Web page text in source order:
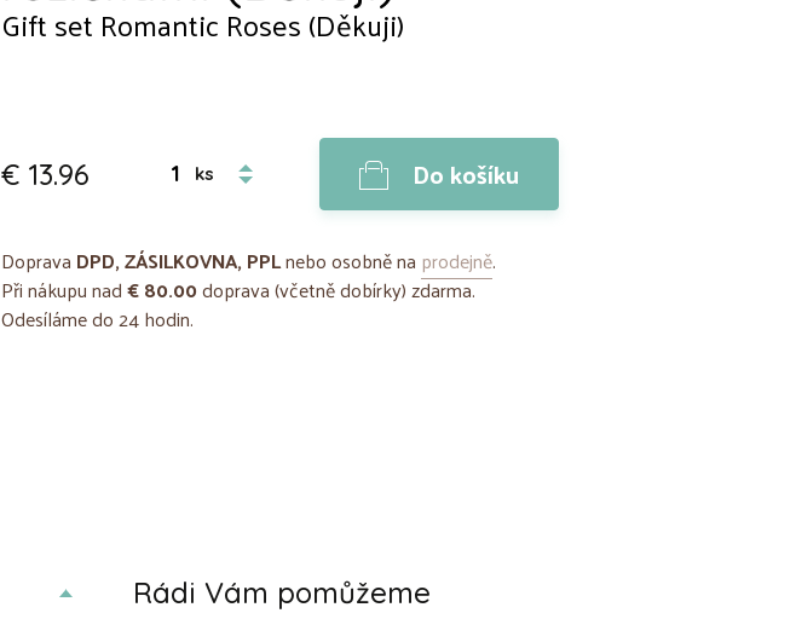
Gift set Romantic Roses (Děkuji)
€ 13.96 ks Do košíku
Doprava DPD, ZÁSILKOVNA, PPLnebo osobně na prodejně.
Při nákupu nad€ 80.00doprava (včetně dobírky) zdarma.
Odesíláme do 24 hodin.
Rádi Vám pomůžeme